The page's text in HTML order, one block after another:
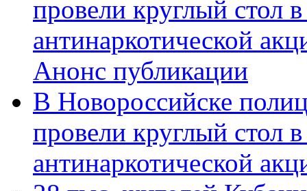
провели круглый стол
антинаркотической
Анонс публикации
В Новороссийске
провели круглый стол
антинаркотической